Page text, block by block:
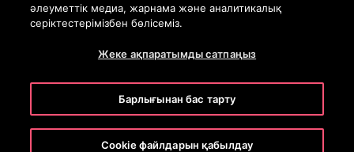
Elin
әлеуметтік медиа, жарнама және аналитикалық
серіктестерімізбен бөлісеміз.
Жеке ақпаратымды сатпаңыз
Барлығынан бас тарту
Cookie файлдарын қабылдау